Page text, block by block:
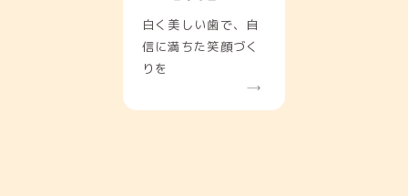
白く美しい歯で、自
信に満ちた笑顔づく
りを